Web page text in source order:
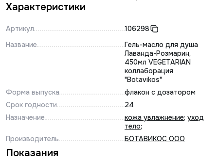
Характеристики
Артикул
106298
Название
Гель-масло для душа
Лаванда-Розмарин,
450мл VEGETARIAN
коллаборация
"Botavikos"
Форма выпуска
флакон с дозатором
Срок годности
24
Назначение
кожа увлажнение; уход
тело;
Производитель
БОТАВИКОС ООО
Показания